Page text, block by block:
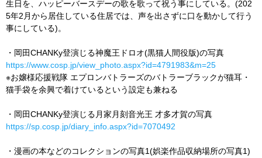
生日を、ハッピーバースデーの歌を歌って祝う事にしている。(202
5年2月から居住している住居では、声を出さずに口を動かして行う
事にしている)。
・岡田CHANKy登演じる神魔王ドロオ(黒猫人間役版)の写真
https://www.cosp.jp/view_photo.aspx?id=4791983&m=25
※お嬢様応援戦隊 エプロンバトラーズのバトラーブラックが猫耳・
猫手袋を余興で着けているという設定も兼ねる
・岡田CHANKy登演じる月家月刻音光王 才多才賀の写真
https://sp.cosp.jp/diary_info.aspx?id=7070492
・漫画の本などのコレクションの写真1(娯楽作品収納場所の写真1)